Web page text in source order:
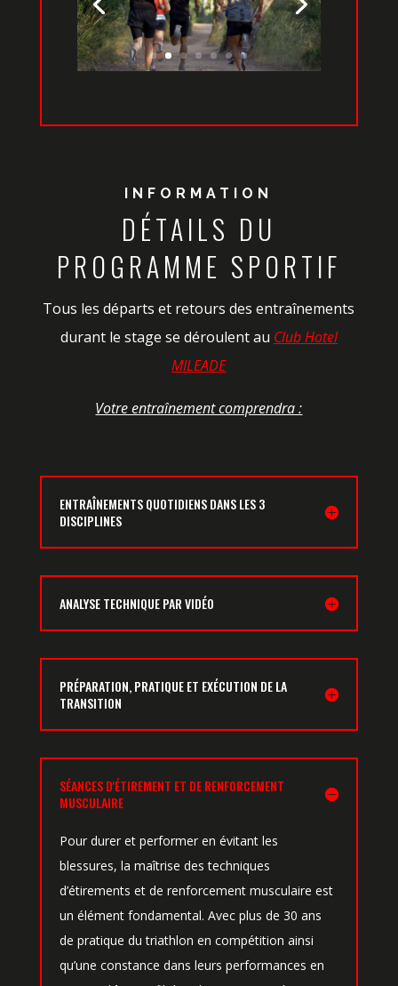
INFORMATION
DÉTAILS DU
PROGRAMME SPORTIF
Tous les départs et retours des entraînements
durant le stage se déroulent au Club Hotel
MILEADE
Votre entraînement comprendra :
ENTRAÎNEMENTS QUOTIDIENS DANS LES 3
DISCIPLINES
ANALYSE TECHNIQUE PAR VIDÉO
PRÉPARATION, PRATIQUE ET EXÉCUTION DE LA
TRANSITION
SÉANCES D'ÉTIREMENT ET DE RENFORCEMENT
MUSCULAIRE
Pour durer et performer en évitant les
blessures, la maîtrise des techniques
d’étirements et de renforcement musculaire est
un élément fondamental. Avec plus de 30 ans
de pratique du triathlon en compétition ainsi
qu’une constance dans leurs performances en